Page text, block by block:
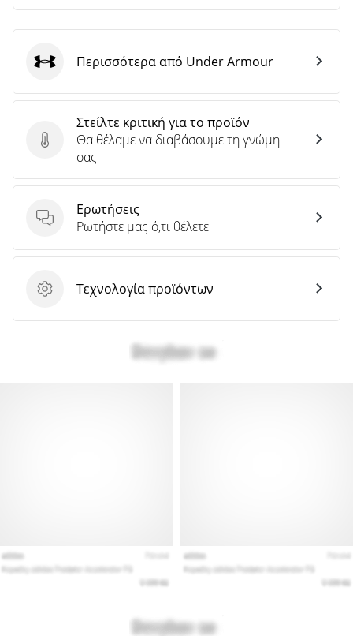
Στείλτε κριτική για το προϊόν
Στείλτε κριτική για το προϊόν
Θα θέλαμε να διαβάσουμε τη γνώμη
σας
Ερωτήσεις
Ερωτήσεις
Ρωτήστε μας ό,τι θέλετε
Τεχνολογία προϊόντων
Τεχνολογία προϊόντων
Under Armour
Περισσότερα από Under Armour